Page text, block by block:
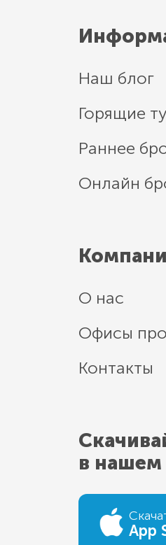
Наш блог
Горящие
Раннее
Онлайн
О нас
Офисы
Контакты
в
App